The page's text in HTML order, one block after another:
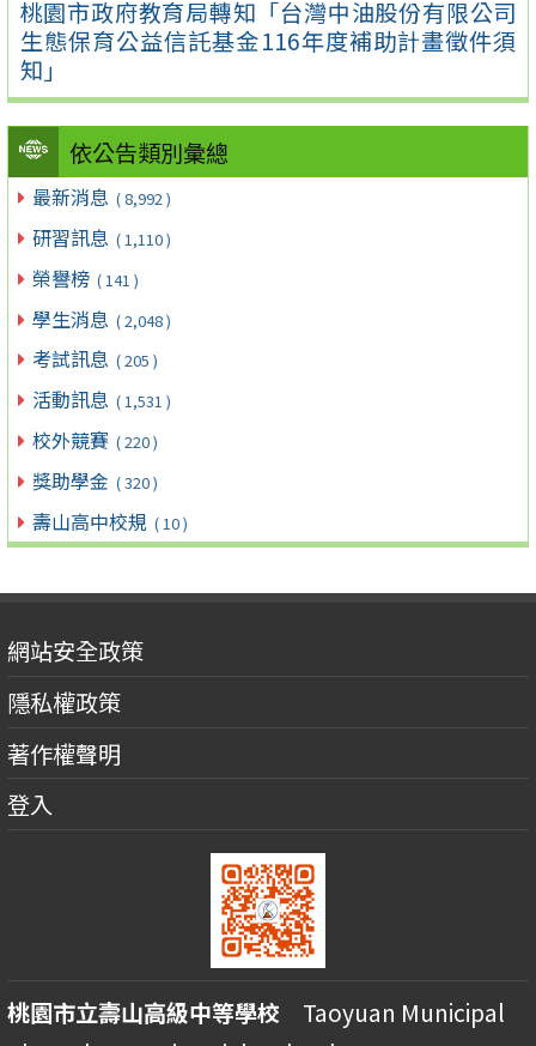
桃園市政府教育局轉知「台灣中油股份有限公司
生態保育公益信託基金116年度補助計畫徵件須
知」
依公告類別彙總
最新消息 ( 8,992 )
研習訊息 ( 1,110 )
榮譽榜 ( 141 )
學生消息 ( 2,048 )
考試訊息 ( 205 )
活動訊息 ( 1,531 )
校外競賽 ( 220 )
獎助學金 ( 320 )
壽山高中校規 ( 10 )
網站安全政策
隱私權政策
著作權聲明
登入
桃園市立壽山高級中等學校 Taoyuan Municipal